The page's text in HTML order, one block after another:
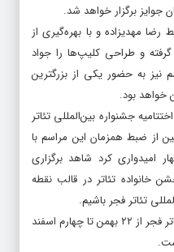
جوایز برگزار خواهد شد.
مهدیزاده و با بهره‌گیری از
و طراحی کلیپ‌ها را جواد
نیز به حضور یکی از بزرگترین
خواهد بود.
جشنواره‌ بین‌المللی تئاتر
از ضبط همزمان این مراسم با
امیدواری کرد شاهد برگزاری
خانواده‌ تئاتر در قالب نقطه‌
تئاتر فجر باشیم.
سی و هفتمین جشنواره‌ بین‌المللی تئاتر فجر از ۲۲ بهمن تا چهارم اسفند